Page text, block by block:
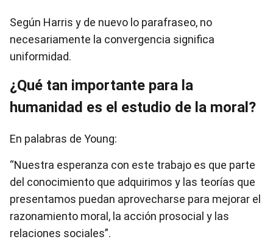
Según Harris y de nuevo lo parafraseo, no
necesariamente la convergencia significa
uniformidad.
¿Qué tan importante para la
humanidad es el estudio de la moral?
En palabras de Young:
“Nuestra esperanza con este trabajo es que parte
del conocimiento que adquirimos y las teorías que
presentamos puedan aprovecharse para mejorar el
razonamiento moral, la acción prosocial y las
relaciones sociales”.